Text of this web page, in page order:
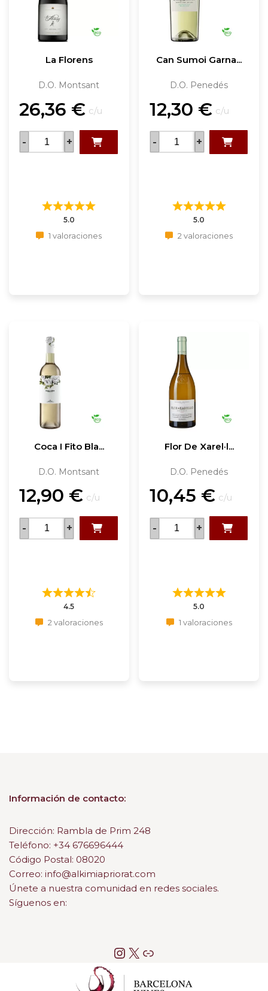
La Florens
D.O. Montsant
26,36 € c/u
- +
5.0
1 valoraciones
Can Sumoi Garna...
D.O. Penedés
12,30 € c/u
- +
5.0
2 valoraciones
Coca I Fito Bla...
D.O. Montsant
12,90 € c/u
- +
4.5
2 valoraciones
Flor De Xarel·l...
D.O. Penedés
10,45 € c/u
- +
5.0
1 valoraciones
Información de contacto:
Dirección: Rambla de Prim 248
Teléfono: +34 676696444
Código Postal: 08020
Correo: info@alkimiapriorat.com
Únete a nuestra comunidad en redes sociales.
Síguenos en: